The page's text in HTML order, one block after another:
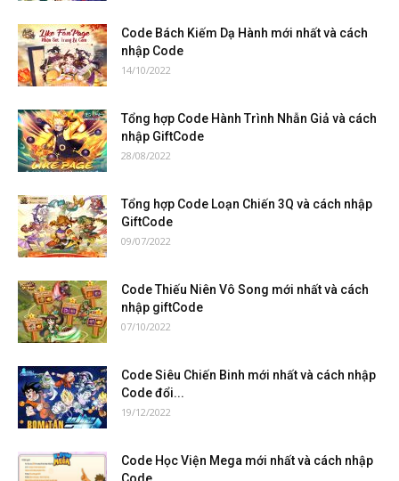
Code Bách Kiếm Dạ Hành mới nhất và cách
nhập Code
14/10/2022
Tổng hợp Code Hành Trình Nhẫn Giả và cách
nhập GiftCode
28/08/2022
Tổng hợp Code Loạn Chiến 3Q và cách nhập
GiftCode
09/07/2022
Code Thiếu Niên Vô Song mới nhất và cách
nhập giftCode
07/10/2022
Code Siêu Chiến Binh mới nhất và cách nhập
Code đổi...
19/12/2022
Code Học Viện Mega mới nhất và cách nhập